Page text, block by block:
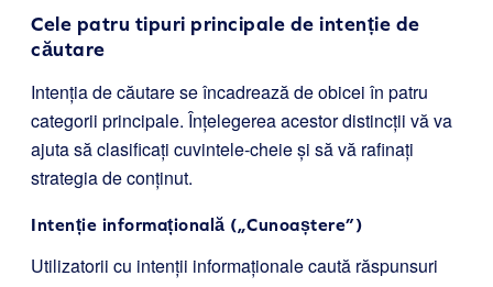
Cele patru tipuri principale de intenție de
căutare
Intenția de căutare se încadrează de obicei în patru
categorii principale. Înțelegerea acestor distincții vă va
ajuta să clasificați cuvintele-cheie și să vă rafinați
strategia de conținut.
Intenție informațională („Cunoaștere”)
Utilizatorii cu intenții informaționale caută răspunsuri